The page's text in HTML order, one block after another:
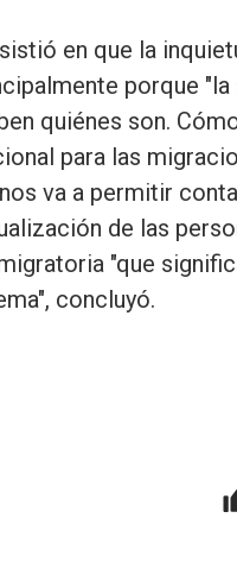
en que la
porque
quiénes son.
para las
va a permitir
de las
"que
concluyó.